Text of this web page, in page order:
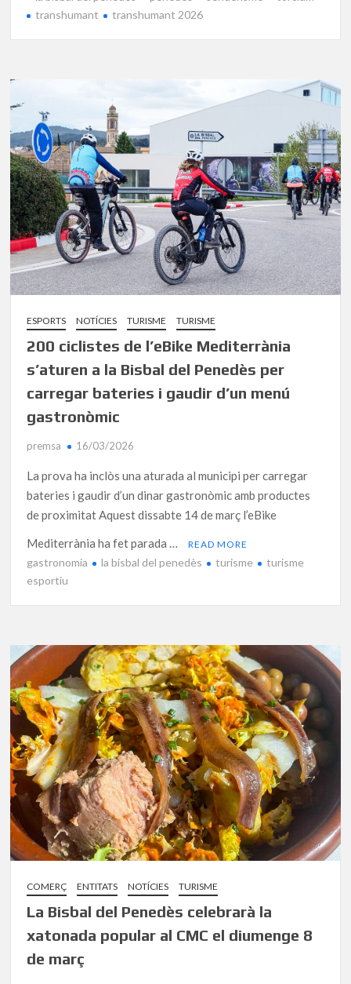
transhumant
transhumant 2026
ESPORTS NOTÍCIES TURISME TURISME
200 ciclistes de l’eBike Mediterrània
s’aturen a la Bisbal del Penedès per
carregar bateries i gaudir d’un menú
gastronòmic
premsa 16/03/2026
La prova ha inclòs una aturada al municipi per carregar
bateries i gaudir d’un dinar gastronòmic amb productes
de proximitat Aquest dissabte 14 de març l’eBike
Mediterrània ha fet parada …
READ MORE
gastronomia la bisbal del penedès turisme
turisme
esportiu
COMERÇ ENTITATS NOTÍCIES TURISME
La Bisbal del Penedès celebrarà la
xatonada popular al CMC el diumenge 8
de març